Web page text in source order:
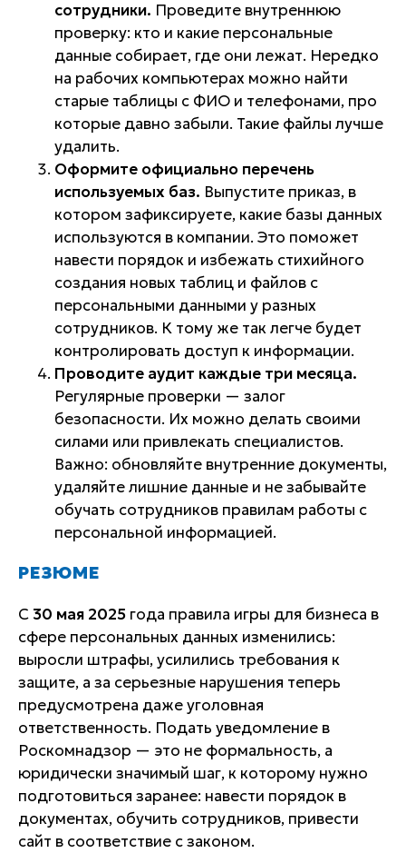
сотрудники. Проведите внутреннюю
проверку: кто и какие персональные
данные собирает, где они лежат. Нередко
на рабочих компьютерах можно найти
старые таблицы с ФИО и телефонами, про
которые давно забыли. Такие файлы лучше
удалить.
Оформите официально перечень
используемых баз. Выпустите приказ, в
котором зафиксируете, какие базы данных
используются в компании. Это поможет
навести порядок и избежать стихийного
создания новых таблиц и файлов с
персональными данными у разных
сотрудников. К тому же так легче будет
контролировать доступ к информации.
Проводите аудит каждые три месяца.
Регулярные проверки — залог
безопасности. Их можно делать своими
силами или привлекать специалистов.
Важно: обновляйте внутренние документы,
удаляйте лишние данные и не забывайте
обучать сотрудников правилам работы с
персональной информацией.
РЕЗЮМЕ
С 30 мая 2025 года правила игры для бизнеса в
сфере персональных данных изменились:
выросли штрафы, усилились требования к
защите, а за серьезные нарушения теперь
предусмотрена даже уголовная
ответственность. Подать уведомление в
Роскомнадзор — это не формальность, а
юридически значимый шаг, к которому нужно
подготовиться заранее: навести порядок в
документах, обучить сотрудников, привести
сайт в соответствие с законом.